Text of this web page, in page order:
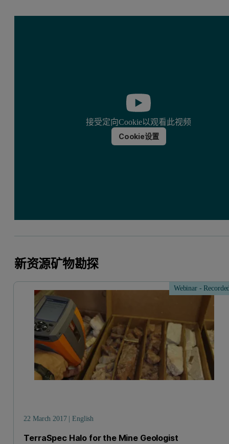
接受定向Cookie以观看此视频
Cookie设置
新资源矿物勘探
Webinar -
22 March 2017 | English
TerraSpec Halo for the Mine Geologist